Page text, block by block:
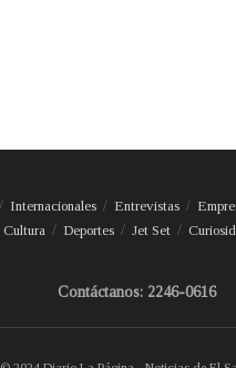
Internacionales Entrevistas
Cultura
Deportes Jet Set
Contáctanos: 2246-0616